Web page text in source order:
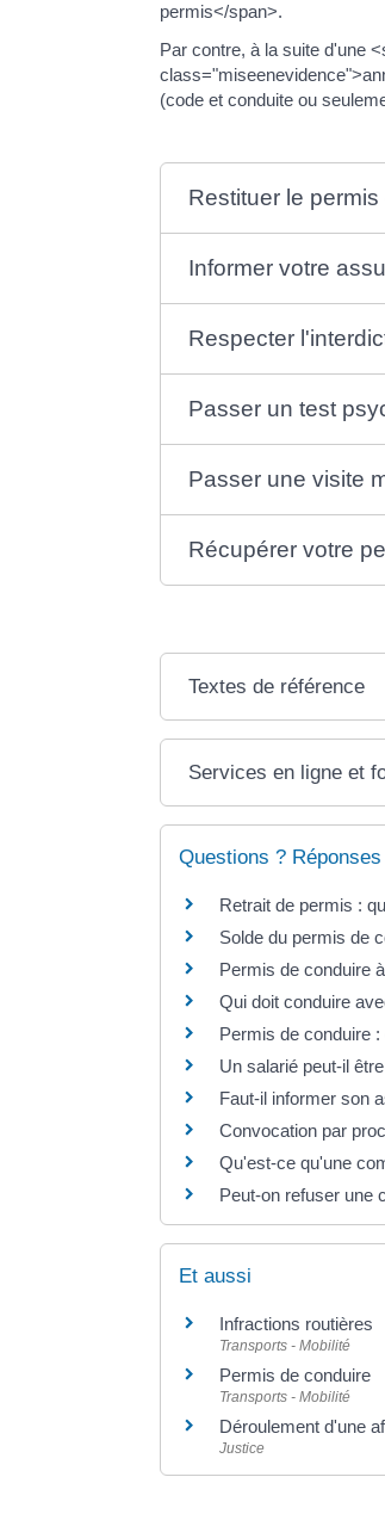
permis</span>.
Par contre, à la suite d'une
(code et conduite ou
Restituer le
Informer votre
Respecter
Passer un test
Passer une visite
Récupérer votre
Textes de référence
Services en ligne et
Questions ? Réponses
Retrait de permis :
Solde du permis de
Permis de conduire
Qui doit conduire
Permis de conduire
Un salarié peut-il
Faut-il informer son
Convocation par
Qu'est-ce qu'une
Peut-on refuser une
Et aussi
Infractions routières
Transports - Mobilité
Permis de conduire
Transports - Mobilité
Déroulement d'une
Justice